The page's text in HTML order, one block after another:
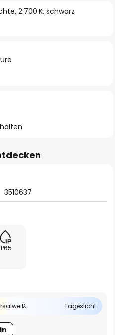
2.700 K, schwarz
3510637
IP65
Tageslicht